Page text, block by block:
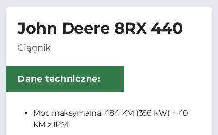
John Deere 8RX 440
Ciągnik
Dane techniczne:
Moc maksymalna: 484 KM (356 kW) + 40
KM z IPM